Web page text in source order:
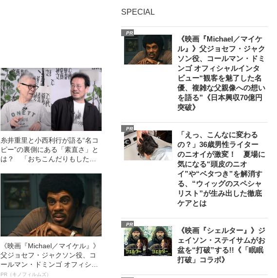
糸井重里と小西利行が語る“名コ
ピー”の裏側にある「素直さ」と
は？ 「おちこんだりもしたけ
肉と米」
《映画『Michael／マイケル』》
父ジョセフ・ジャクソン役、コ
ールマン・ドミンゴ オフィシャ
ルインタビュー“観客を魅了した
PR（キノフィルムズ）
SPECIAL
PR
《映画『Michael／マイケ
ル』》父ジョセフ・ジャク
ソン役、コールマン・ドミ
ンゴ オフィシャルインタ
ビュー“観客を魅了した名
優、複雑な父親像への想い
を語る”《日本興収70億円
突破》
PR
「えっ、こんなに変わる
の？」36歳男性ライター
のニオイが激変！ 夏場に
気になる“頭皮のニオ
イ”や“ベタつき”を解消す
る、“ウィッグのスペシャ
リスト”が生み出した徹底
ケアとは
PR
《映画『シェルター』》ジ
ェイソン・ステイサムがお
盆を“打破”する!!《「眠眠
打破」コラボ》